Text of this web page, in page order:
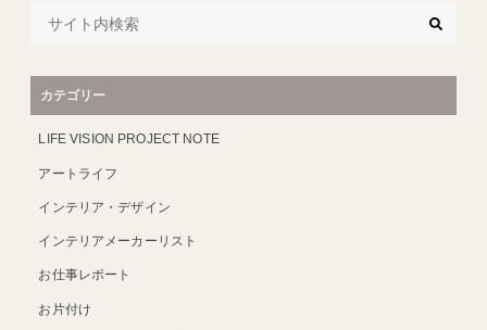
カテゴリー
LIFE VISION PROJECT NOTE
アートライフ
インテリア・デザイン
インテリアメーカーリスト
お仕事レポート
お片付け